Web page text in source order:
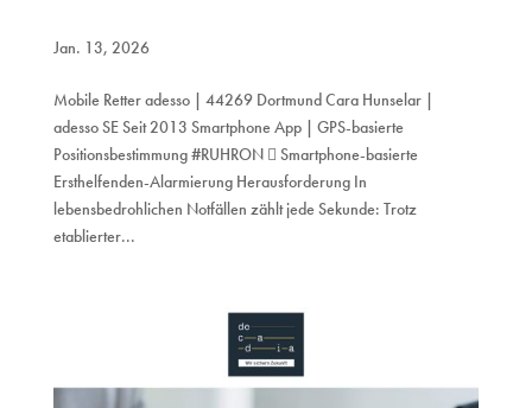
Jan. 13, 2026
Mobile Retter adesso | 44269 Dortmund Cara Hunselar |
adesso SE Seit 2013 Smartphone App | GPS-basierte
Positionsbestimmung #RUHRON  Smartphone-basierte
Ersthelfenden-Alarmierung Herausforderung In
lebensbedrohlichen Notfällen zählt jede Sekunde: Trotz
etablierter...